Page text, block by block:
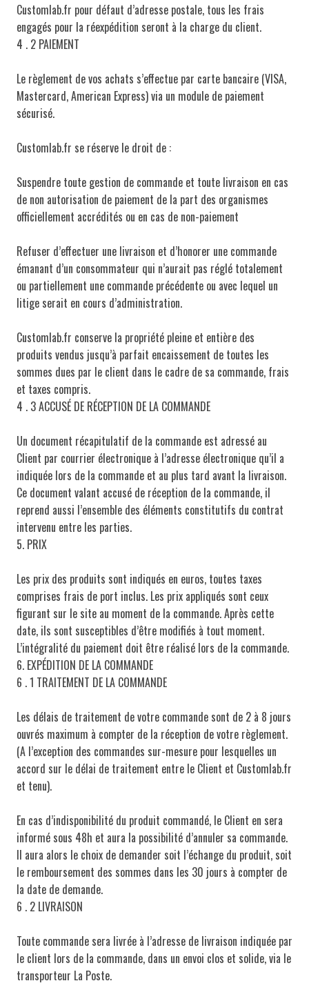
Customlab.fr pour défaut d’adresse postale, tous les frais
engagés pour la réexpédition seront à la charge du client.
4 . 2 PAIEMENT
Le règlement de vos achats s’effectue par carte bancaire (VISA,
Mastercard, American Express) via un module de paiement
sécurisé.
Customlab.fr se réserve le droit de :
Suspendre toute gestion de commande et toute livraison en cas
de non autorisation de paiement de la part des organismes
officiellement accrédités ou en cas de non-paiement
Refuser d’effectuer une livraison et d’honorer une commande
émanant d’un consommateur qui n’aurait pas réglé totalement
ou partiellement une commande précédente ou avec lequel un
litige serait en cours d’administration.
Customlab.fr conserve la propriété pleine et entière des
produits vendus jusqu’à parfait encaissement de toutes les
sommes dues par le client dans le cadre de sa commande, frais
et taxes compris.
4 . 3 ACCUSÉ DE RÉCEPTION DE LA COMMANDE
Un document récapitulatif de la commande est adressé au
Client par courrier électronique à l’adresse électronique qu’il a
indiquée lors de la commande et au plus tard avant la livraison.
Ce document valant accusé de réception de la commande, il
reprend aussi l’ensemble des éléments constitutifs du contrat
intervenu entre les parties.
5. PRIX
Les prix des produits sont indiqués en euros, toutes taxes
comprises frais de port inclus. Les prix appliqués sont ceux
figurant sur le site au moment de la commande. Après cette
date, ils sont susceptibles d’être modifiés à tout moment.
L’intégralité du paiement doit être réalisé lors de la commande.
6. EXPÉDITION DE LA COMMANDE
6 . 1 TRAITEMENT DE LA COMMANDE
Les délais de traitement de votre commande sont de 2 à 8 jours
ouvrés maximum à compter de la réception de votre règlement.
(A l’exception des commandes sur-mesure pour lesquelles un
accord sur le délai de traitement entre le Client et Customlab.fr
et tenu).
En cas d’indisponibilité du produit commandé, le Client en sera
informé sous 48h et aura la possibilité d’annuler sa commande.
Il aura alors le choix de demander soit l’échange du produit, soit
le remboursement des sommes dans les 30 jours à compter de
la date de demande.
6 . 2 LIVRAISON
Toute commande sera livrée à l’adresse de livraison indiquée par
le client lors de la commande, dans un envoi clos et solide, via le
transporteur La Poste.